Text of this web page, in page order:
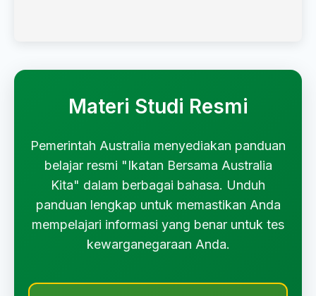
Materi Studi Resmi
Pemerintah Australia menyediakan panduan
belajar resmi "Ikatan Bersama Australia
Kita" dalam berbagai bahasa. Unduh
panduan lengkap untuk memastikan Anda
mempelajari informasi yang benar untuk tes
kewarganegaraan Anda.